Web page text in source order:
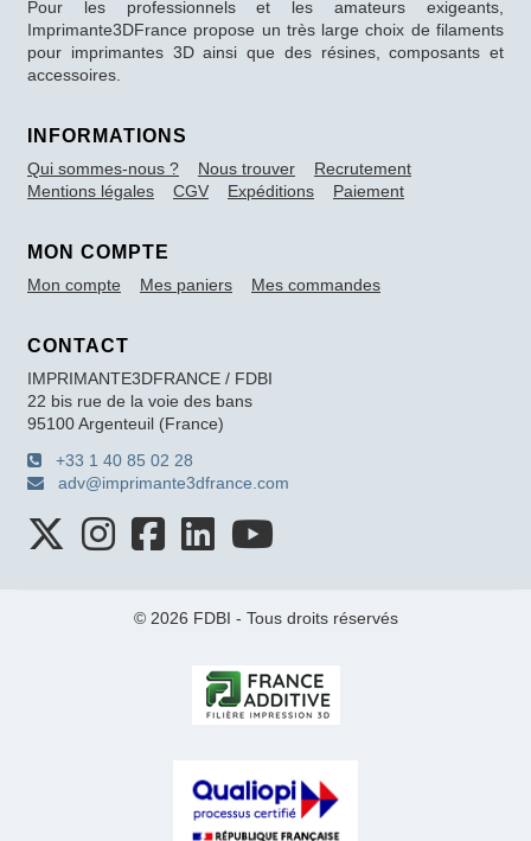
Pour les professionnels et les amateurs exigeants,
Imprimante3DFrance propose un très large choix de filaments
pour imprimantes 3D ainsi que des résines, composants et
accessoires.
INFORMATIONS
Qui sommes-nous ? Nous trouver
Recrutement
Mentions légales
CGV Expéditions Paiement
MON COMPTE
Mon compte Mes paniers Mes commandes
CONTACT
IMPRIMANTE3DFRANCE / FDBI
22 bis rue de la voie des bans
95100 Argenteuil (France)
+33 1 40 85 02 28
adv@imprimante3dfrance.com
© 2026 FDBI - Tous droits réservés